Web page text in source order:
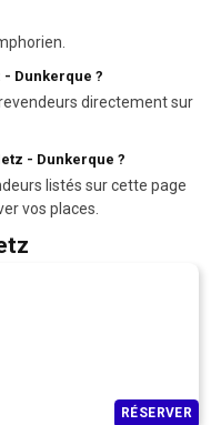
Dunkerque ?
directement sur
- Dunkerque ?
listés sur cette page
vos places.
RÉSERVER